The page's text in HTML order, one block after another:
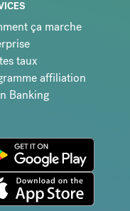
ça marche
taux
affiliation
Banking